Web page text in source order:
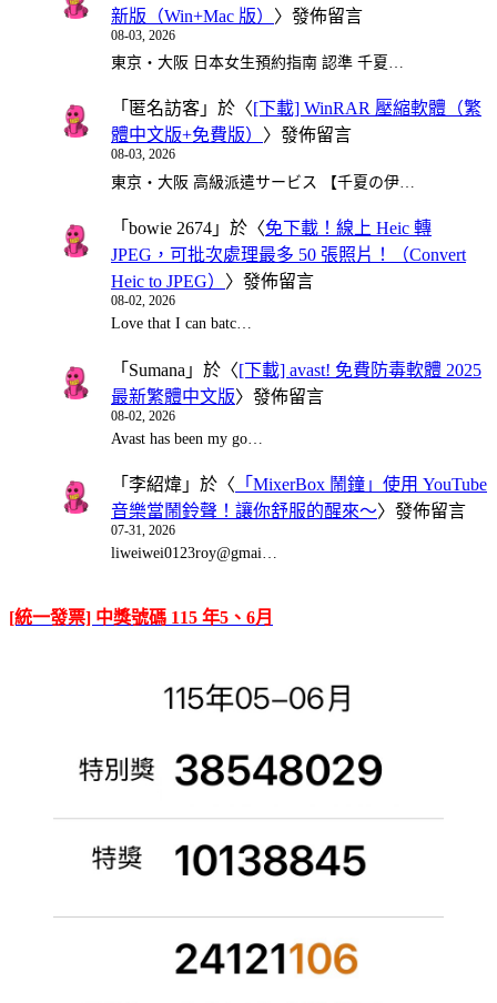
新版（Win+Mac 版） 〉發佈留言
08-03, 2026
東京・大阪 日本女生預約指南 認準 千夏…
「 匿名訪客 」於〈 [下載] WinRAR 壓縮軟體（繁
體中文版+免費版）
〉發佈留言
08-03, 2026
東京・大阪 高級派遣サービス 【千夏の伊…
「 bowie 2674 」於〈免下載！線上 Heic 轉
JPEG，可批次處理最多 50 張照片！（Convert
Heic to JPEG） 〉發佈留言
08-02, 2026
Love that I can batc…
「 Sumana 」於〈[下載] avast! 免費防毒軟體 2025
最新繁體中文版〉發佈留言
08-02, 2026
Avast has been my go…
「 李紹煒 」於〈 「MixerBox 鬧鐘」使用 YouTube
音樂當鬧鈴聲！讓你舒服的醒來～〉發佈留言
07-31, 2026
liweiwei0123roy@gmai…
[統一發票] 中獎號碼 115 年5、6月